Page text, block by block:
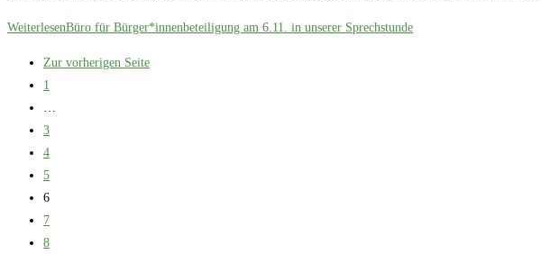
WeiterlesenBüro für Bürger*innenbeteiligung am 6.11. in unserer Sprechstunde
Zur vorherigen Seite
1
3
4
5
6
7
8